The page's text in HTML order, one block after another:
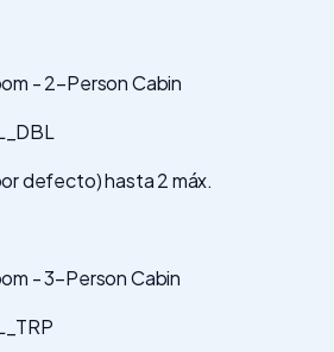
- 2-Person Cabin
defecto) hasta 2 máx.
- 3-Person Cabin